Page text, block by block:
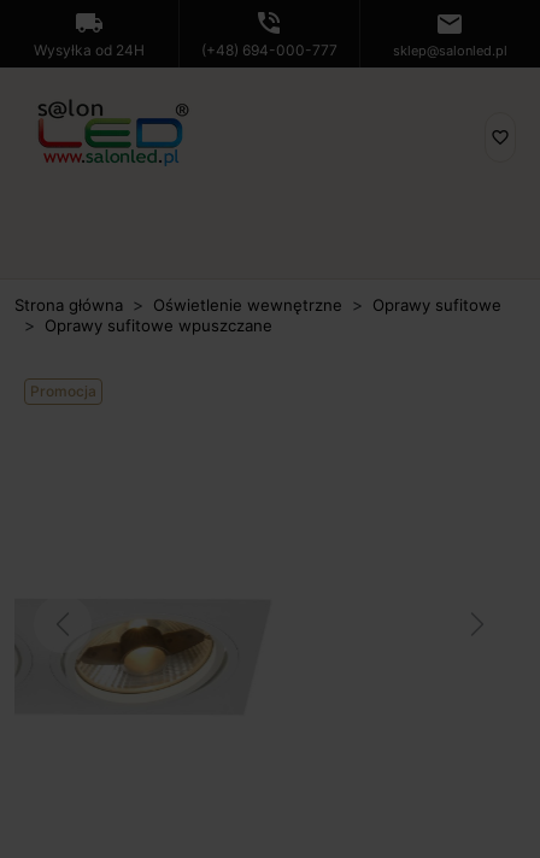
local_shipping
Wysyłka od 24H
phone_in_talk
(+48) 694-000-777
mail
sklep@salonled.pl
favorite_border
Strona główna Oświetlenie wewnętrzne
Oprawy sufitowe
Oprawy sufitowe wpuszczane
Promocja
Previous